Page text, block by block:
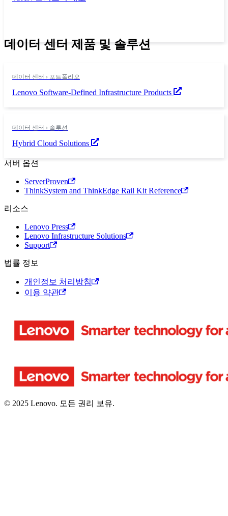
데이터 센터 제품 및 솔루션
데이터 센터 › 포트폴리오
Lenovo Software-Defined Infrastructure Products
데이터 센터 › 솔루션
Hybrid Cloud Solutions
서버 옵션
ServerProven
ThinkSystem and ThinkEdge Rail Kit Reference
리소스
Lenovo Press
Lenovo Infrastructure Solutions
Support
법률 정보
개인정보 처리방침
이용 약관
© 2025 Lenovo. 모든 권리 보유.